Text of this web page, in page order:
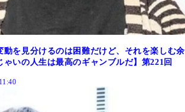
動を見分けるのは困難だけど、それを楽しむ余
ゃいの人生は最高のギャンブルだ】第221回